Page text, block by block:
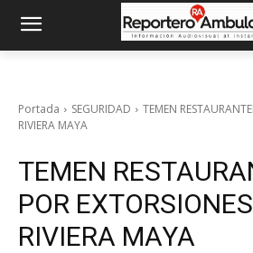
Portada SEGURIDAD
TEMEN
RIVIERA MAYA
TEMEN
POR
RIVIERA MAYA